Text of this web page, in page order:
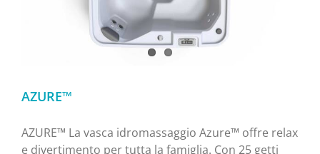
AZURE™
AZURE™ La vasca idromassaggio Azure™ offre relax
e divertimento per tutta la famiglia. Con 25 getti